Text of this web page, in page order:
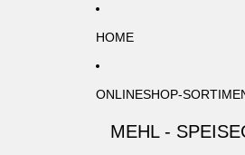
HOME
ONLINESHOP-
MEHL -